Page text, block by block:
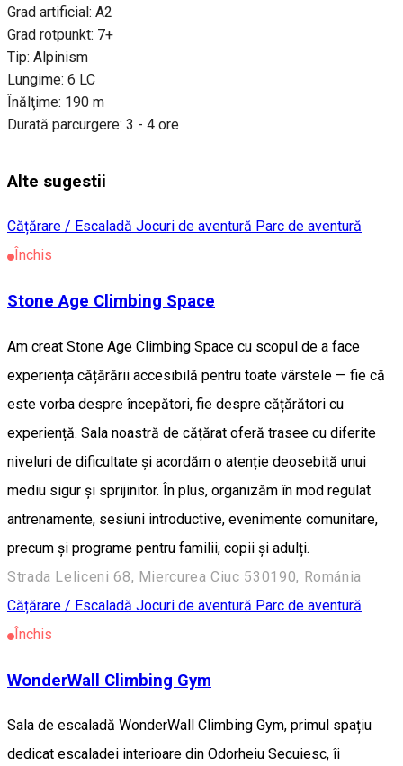
Grad artificial: A2
Grad rotpunkt: 7+
Tip: Alpinism
Lungime: 6 LC
Înălţime: 190 m
Durată parcurgere: 3 - 4 ore
Alte sugestii
Cățărare / Escaladă Jocuri de aventură Parc de aventură
Închis
Stone Age Climbing Space
Am creat Stone Age Climbing Space cu scopul de a face
experiența cățărării accesibilă pentru toate vârstele — fie că
este vorba despre începători, fie despre cățărători cu
experiență. Sala noastră de cățărat oferă trasee cu diferite
niveluri de dificultate și acordăm o atenție deosebită unui
mediu sigur și sprijinitor. În plus, organizăm în mod regulat
antrenamente, sesiuni introductive, evenimente comunitare,
precum și programe pentru familii, copii și adulți.
Strada Leliceni 68, Miercurea Ciuc 530190, Románia
Cățărare / Escaladă Jocuri de aventură Parc de aventură
Închis
WonderWall Climbing Gym
Sala de escaladă WonderWall Climbing Gym, primul spațiu
dedicat escaladei interioare din Odorheiu Secuiesc, îi